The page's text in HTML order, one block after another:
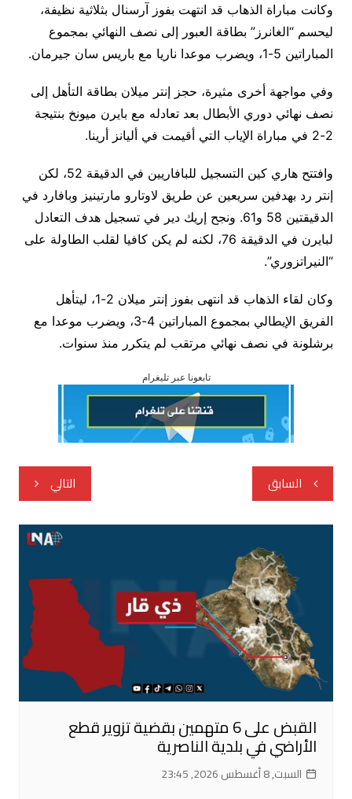
وكانت مباراة الذهاب قد انتهت بفوز آرسنال بثلاثية نظيفة،
ليحسم “الغانرز” بطاقة العبور إلى نصف النهائي بمجموع
المباراتين 5-1، ويضرب موعدا ناريا مع باريس سان جيرمان.
وفي مواجهة أخرى مثيرة، حجز إنتر ميلان بطاقة التأهل إلى
نصف نهائي دوري الأبطال بعد تعادله مع بايرن ميونخ بنتيجة
2-2 في مباراة الإياب التي أقيمت في أليانز أرينا.
وافتتح هاري كين التسجيل للبافاريين في الدقيقة 52، لكن
إنتر رد بهدفين سريعين عن طريق لاوتارو مارتينيز وبافارد في
الدقيقتين 58 و61. ونجح إريك دير في تسجيل هدف التعادل
لبايرن في الدقيقة 76، لكنه لم يكن كافيا لقلب الطاولة على
“النيراتزوري”.
وكان لقاء الذهاب قد انتهى بفوز إنتر ميلان 2-1، ليتأهل
الفريق الإيطالي بمجموع المباراتين 4-3، ويضرب موعدا مع
برشلونة في نصف نهائي مرتقب لم يتكرر منذ سنوات.
تابعونا عبر تليغرام
تصفّح
المقالات
السابق التالي
القبض على 6 متهمين بقضية تزوير قطع
الأراضي في بلدية الناصرية
السبت, 8 أغسطس 2026, 23:45